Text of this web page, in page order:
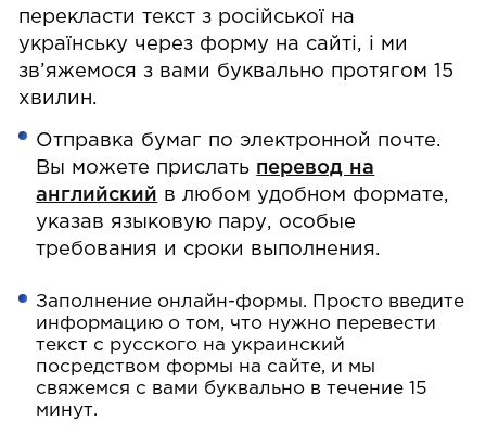
перекласти текст з російської на
українську через форму на сайті, і ми
зв’яжемося з вами буквально протягом 15
хвилин.
Отправка бумаг по электронной почте.
Вы можете прислать перевод на
английский в любом удобном формате,
указав языковую пару, особые
требования и сроки выполнения.
Заполнение онлайн-формы. Просто введите
информацию о том, что нужно перевести
текст с русского на украинский
посредством формы на сайте, и мы
свяжемся с вами буквально в течение 15
минут.